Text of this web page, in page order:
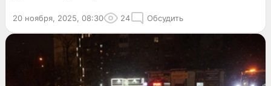
20 ноября, 2025, 08:30 24 Обсудить